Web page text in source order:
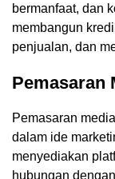
bermanfaat, dan
membangun
penjualan, dan
Pemasaran
Pemasaran
dalam ide
menyediakan
hubungan